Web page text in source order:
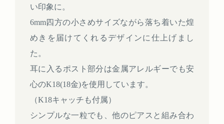
い印象に。
6mm四方の小さめサイズながら落ち着いた煌
めきを届けてくれるデザインに仕上げまし
た。
耳に入るポスト部分は金属アレルギーでも安
心のK18(18金)を使用しています。
（K18キャッチも付属）
シンプルな一粒でも、他のピアスと組み合わ